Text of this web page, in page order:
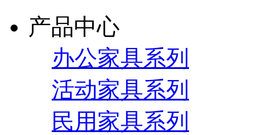
产品中心
办公家具系列
活动家具系列
民用家具系列